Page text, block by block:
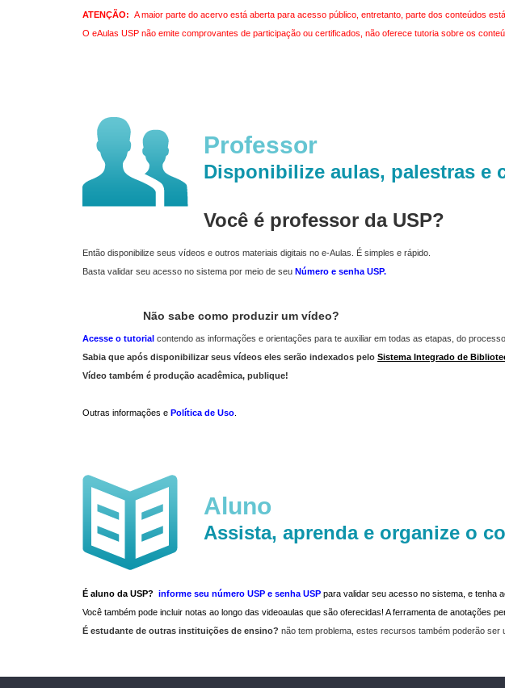
ATENÇÃO: A maior parte do acervo está aberta para acesso público, entretanto, parte dos conteúdos
O eAulas USP não emite comprovantes de participação ou certificados, não oferece tutoria sobre os
Professor
Disponibilize aulas, palestras e
Você é professor da USP?
Então disponibilize seus vídeos e outros materiais digitais no e-Aulas. É simples e rápido.
Basta validar seu acesso no sistema por meio de seu Número e senha USP.
Não sabe como produzir um vídeo?
Acesse o tutorial contendo as informações e orientações para te auxiliar em todas as etapas, do
Sabia que após disponibilizar seus vídeos eles serão indexados pelo Sistema Integrado de
Vídeo também é produção acadêmica, publique!
Outras informações e Política de Uso
Aluno
Assista, aprenda e organize o
É aluno da USP? informe seu número USP e senha USP para validar seu acesso no sistema, e tenha
Você também pode incluir notas ao longo das videoaulas que são oferecidas! A ferramenta de anotações
É estudante de outras instituições de ensino? não tem problema, estes recursos também poderão